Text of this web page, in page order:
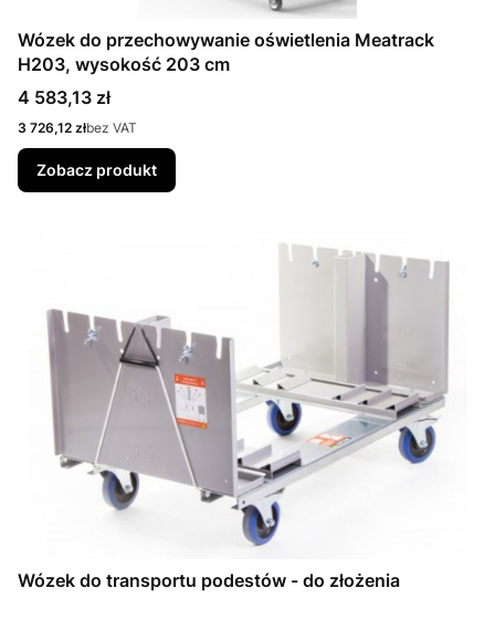
Wózek do przechowywanie oświetlenia Meatrack
H203, wysokość 203 cm
Cena
4 583,13 zł
Cena
3 726,12 złbez VAT
Zobacz produkt
Wózek do transportu podestów - do złożenia